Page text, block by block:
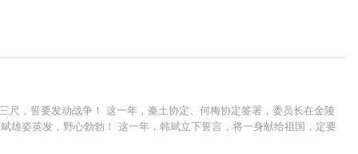
，誓要发动战争！ 这一年，秦土协定、何梅协定签署，委员长在金陵
雄姿英发，野心勃勃！ 这一年，韩斌立下誓言，将一身献给祖国，定要